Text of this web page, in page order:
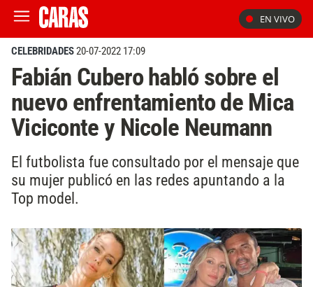
EN VIVO
CELEBRIDADES20-07-2022 17:09
Fabián Cubero habló sobre el
nuevo enfrentamiento de Mica
Viciconte y Nicole Neumann
El futbolista fue consultado por el mensaje que
su mujer publicó en las redes apuntando a la
Top model.